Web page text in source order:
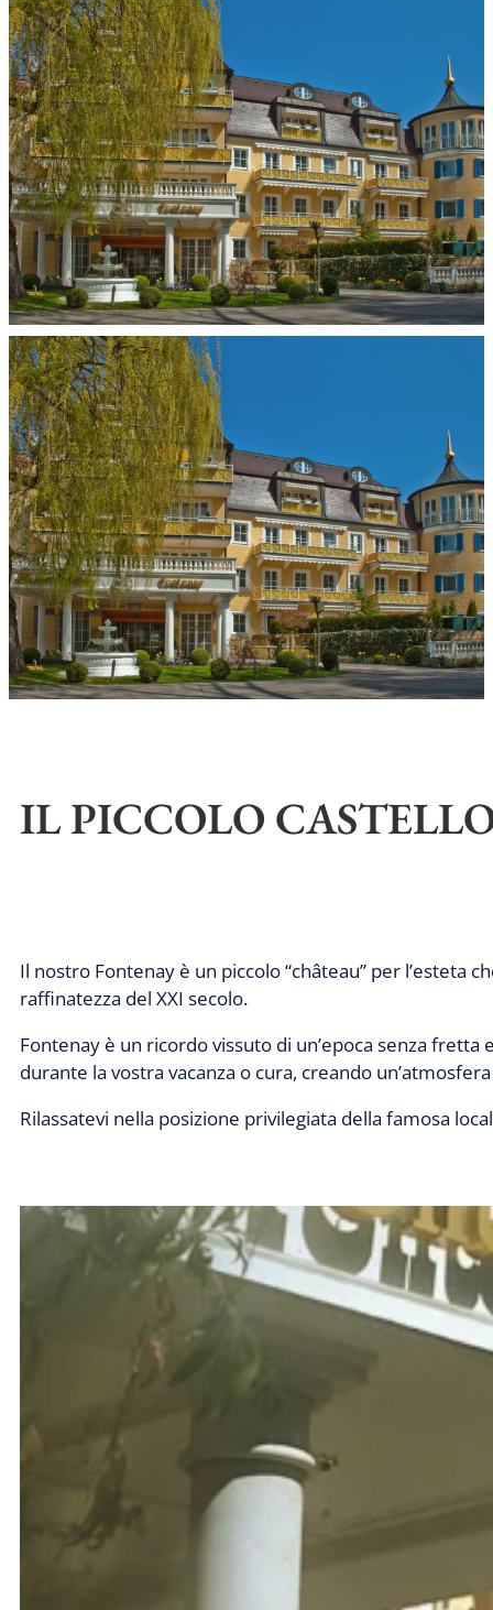
IL PICCOLO
Il nostro Fontenay è un piccolo “château” per l’esteta
raffinatezza del XXI secolo.
Fontenay è un ricordo vissuto di un’epoca senza
durante la vostra vacanza o cura, creando
Rilassatevi nella posizione privilegiata della famosa